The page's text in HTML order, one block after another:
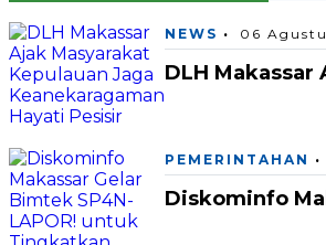
NEWS 06
DLH Makassar
PEMERINTAHAN
Diskominfo